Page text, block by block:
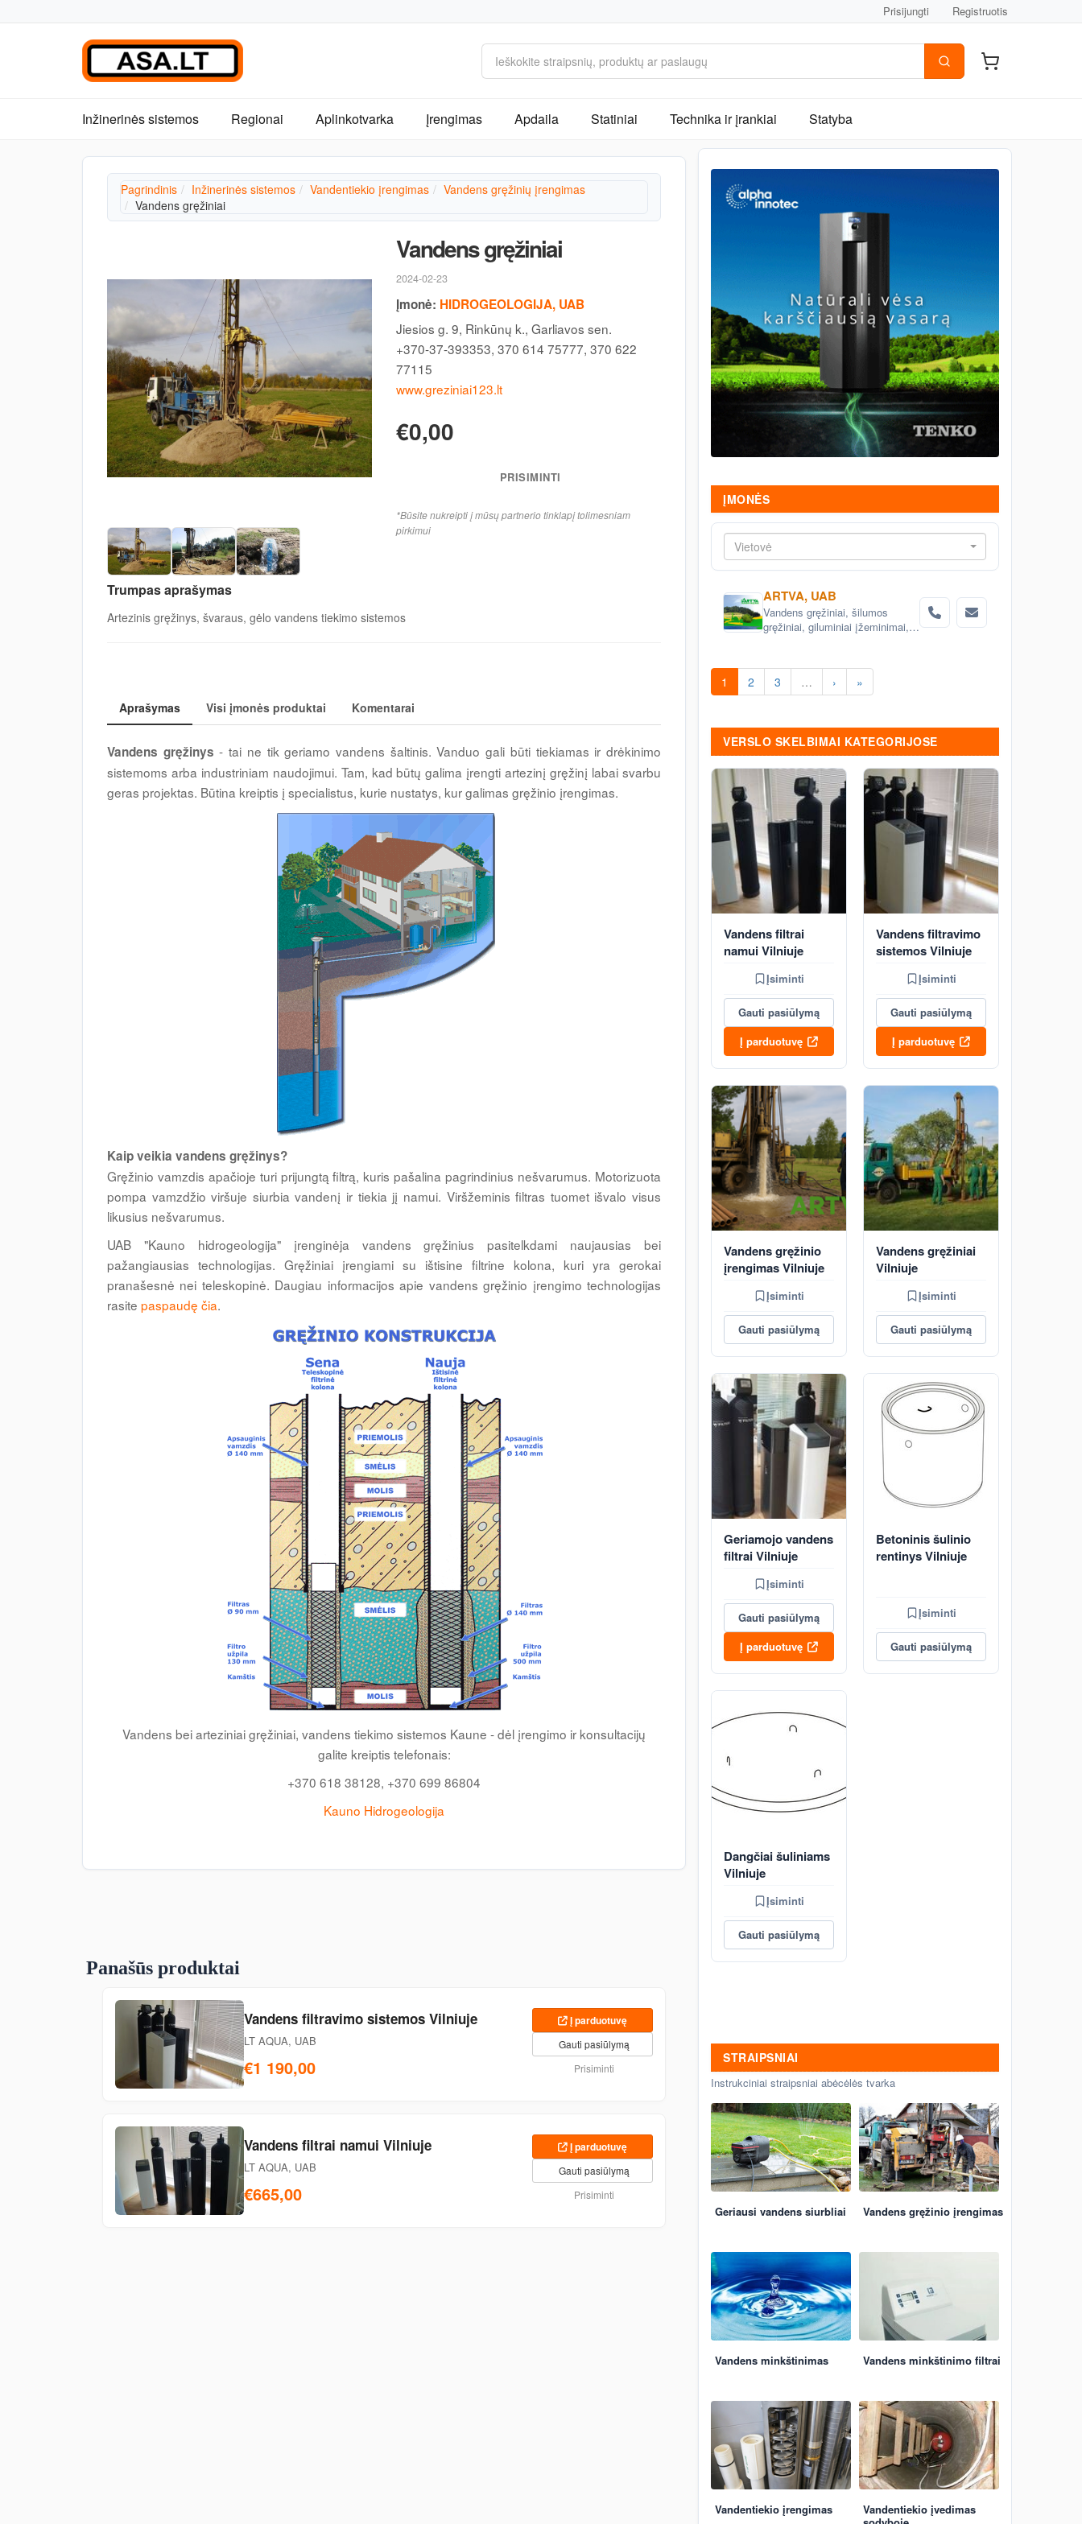
Prisijungti Registruotis
Inžinerinės sistemos Regionai Aplinkotvarka Įrengimas Apdaila Statiniai Technika ir įrankiai Statyba
Pagrindinis Inžinerinės sistemos Vandentiekio įrengimas
Vandens gręžinių įrengimas
Vandens gręžiniai
Vandens gręžiniai
2024-02-23
Įmonė: HIDROGEOLOGIJA, UAB
Jiesios g. 9, Rinkūnų k., Garliavos sen.
+370-37-393353, 370 614 75777, 370 622
77115
www.greziniai123.lt
€0,00
PRISIMINTI
*Būsite nukreipti į mūsų partnerio tinklapį tolimesniam
pirkimui
Trumpas aprašymas
Artezinis gręžinys, švaraus, gėlo vandens tiekimo sistemos
Aprašymas Visi įmonės produktai Komentarai
Vandens gręžinys - tai ne tik geriamo vandens šaltinis. Vanduo gali būti tiekiamas ir drėkinimo
sistemoms arba industriniam naudojimui. Tam, kad būtų galima įrengti artezinį gręžinį labai svarbu
geras projektas. Būtina kreiptis į specialistus, kurie nustatys, kur galimas gręžinio įrengimas.
Kaip veikia vandens gręžinys?
Gręžinio vamzdis apačioje turi prijungtą filtrą, kuris pašalina pagrindinius nešvarumus. Motorizuota
pompa vamzdžio viršuje siurbia vandenį ir tiekia jį namui. Viršžeminis filtras tuomet išvalo visus
likusius nešvarumus.
UAB "Kauno hidrogeologija" įrenginėja vandens gręžinius pasitelkdami naujausias bei
pažangiausias technologijas. Gręžiniai įrengiami su ištisine filtrine kolona, kuri yra gerokai
pranašesnė nei teleskopinė. Daugiau informacijos apie vandens gręžinio įrengimo technologijas
rasite paspaudę čia.
Vandens bei arteziniai gręžiniai, vandens tiekimo sistemos Kaune - dėl įrengimo ir konsultacijų
galite kreiptis telefonais:
+370 618 38128, +370 699 86804
Kauno Hidrogeologija
Panašūs produktai
Vandens filtravimo sistemos Vilniuje
LT AQUA, UAB
€1 190,00
Į parduotuvę
Gauti pasiūlymą
Prisiminti
Vandens filtrai namui Vilniuje
LT AQUA, UAB
€665,00
Į parduotuvę
Gauti pasiūlymą
Prisiminti
ĮMONĖS
Vietovė
ARTVA, UAB
Vandens gręžiniai, šilumos
gręžiniai, giluminiai įžeminimai,
sistemos, projektavimas .
1 2 3 … › »
VERSLO SKELBIMAI KATEGORIJOSE
Vandens filtrai
namui Vilniuje
Įsiminti
Gauti pasiūlymą
Į parduotuvę
Vandens filtravimo
sistemos Vilniuje
Įsiminti
Gauti pasiūlymą
Į parduotuvę
Vandens gręžinio
įrengimas Vilniuje
Įsiminti
Gauti pasiūlymą
Vandens gręžiniai
Vilniuje
Įsiminti
Gauti pasiūlymą
Geriamojo vandens
filtrai Vilniuje
Įsiminti
Gauti pasiūlymą
Į parduotuvę
Betoninis šulinio
rentinys Vilniuje
Įsiminti
Gauti pasiūlymą
Dangčiai šuliniams
Vilniuje
Įsiminti
Gauti pasiūlymą
STRAIPSNIAI
Instrukciniai straipsniai abėcėlės tvarka
Geriausi vandens siurbliai Vandens gręžinio įrengimas
Vandens minkštinimas Vandens minkštinimo filtrai
Vandentiekio įrengimas
Vandentiekio įvedimas